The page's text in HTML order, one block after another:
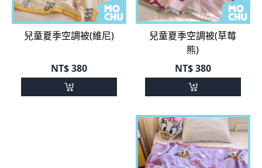
兒童夏季空調被(維尼)
NT$380
兒童夏季空調被(草莓
熊)
NT$380